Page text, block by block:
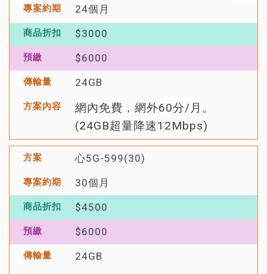
24個月
$3000
$6000
24GB
網內免費，網外60分/月。
(24GB超量降速12Mbps)
心5G-599(30)
30個月
$4500
$6000
24GB